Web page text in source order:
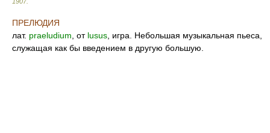
ПРЕЛЮДИЯ
лат. praeludium , от lusus , игра. Небольшая музыкальная пьеса,
служащая как бы введением в другую большую.